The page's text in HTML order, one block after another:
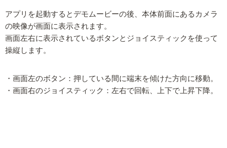
アプリを起動するとデモムービーの後、本体前面にあるカメラ
の映像が画面に表示されます。
画面左右に表示されているボタンとジョイスティックを使って
操縦します。
・画面左のボタン：押している間に端末を傾けた方向に移動。
・画面右のジョイスティック：左右で回転、上下で上昇下降。